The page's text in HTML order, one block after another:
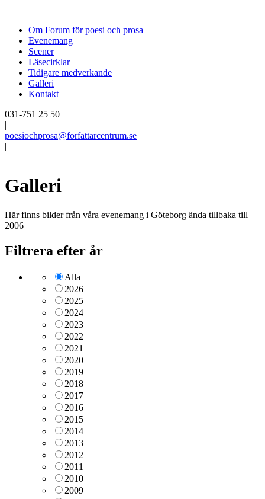
Om Forum för poesi och prosa
Evenemang
Scener
Läsecirklar
Tidigare medverkande
Galleri
Kontakt
031-751 25 50
|
poesiochprosa@forfattarcentrum.se
|
Galleri
Här finns bilder från våra evenemang i Göteborg ända tillbaka till
2006
Filtrera efter år
Alla
2026
2025
2024
2023
2022
2021
2020
2019
2018
2017
2016
2015
2014
2013
2012
2011
2010
2009